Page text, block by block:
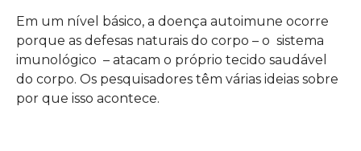
Em um nível básico, a doença autoimune ocorre
porque as defesas naturais do corpo – o sistema
imunológico – atacam o próprio tecido saudável
do corpo. Os pesquisadores têm várias ideias sobre
por que isso acontece.